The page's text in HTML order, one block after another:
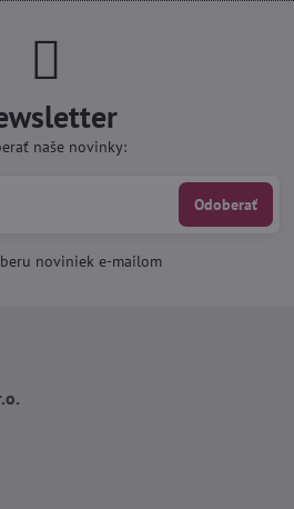
naše novinky:
Odoberať
noviniek e-mailom